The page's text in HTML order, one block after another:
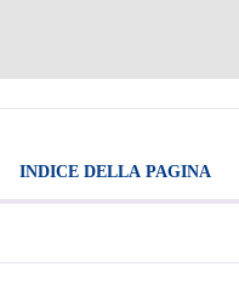
INDICE DELLA PAGINA